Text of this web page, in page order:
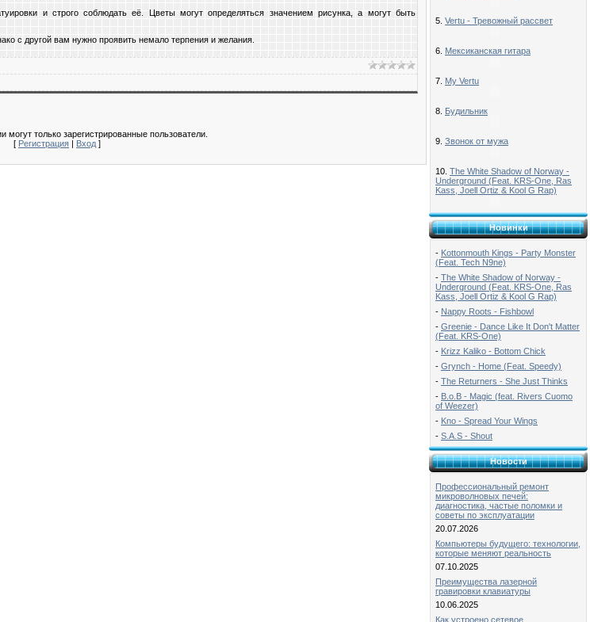
и строго соблюдать её. Цветы могут определяться значением рисунка, а могут быть
с другой вам нужно проявить немало терпения и желания.
могут только зарегистрированные пользователи.
[ Регистрация | Вход ]
5. Vertu - Тревожный рассвет
6. Мексиканская гитара
7. My Vertu
8. Будильник
9. Звонок от мужа
10. The White Shadow of Norway -
Underground (Feat. KRS-One, Ras
Kass, Joell Ortiz & Kool G Rap)
Новинки
- Kottonmouth Kings - Party Monster
(Feat. Tech N9ne)
- The White Shadow of Norway -
Underground (Feat. KRS-One, Ras
Kass, Joell Ortiz & Kool G Rap)
- Nappy Roots - Fishbowl
- Greenie - Dance Like It Don't Matter
(Feat. KRS-One)
- Krizz Kaliko - Bottom Chick
- Grynch - Home (Feat. Speedy)
- The Returners - She Just Thinks
- B.o.B - Magic (feat. Rivers Cuomo
of Weezer)
- Kno - Spread Your Wings
- S.A.S - Shout
Новости
Профессиональный ремонт
микроволновых печей:
диагностика, частые поломки и
советы по эксплуатации
20.07.2026
Компьютеры будущего: технологии,
которые меняют реальность
07.10.2025
Преимущества лазерной
гравировки клавиатуры
10.06.2025
Как устроено сетевое